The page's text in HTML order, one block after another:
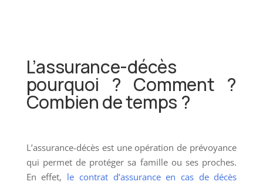
L’assurance-décès
pourquoi ? Comment ?
Combien de temps ?
L’assurance-décès est une opération de prévoyance
qui permet de protéger sa famille ou ses proches.
En effet, le contrat d’assurance en cas de décès